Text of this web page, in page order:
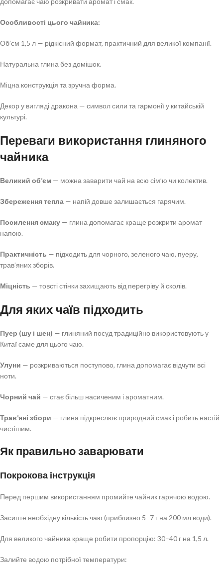
Особливості цього чайника:
Об’єм 1,5 л — рідкісний формат, практичний для великої компанії.
Натуральна глина без домішок.
Міцна конструкція та зручна форма.
Декор у вигляді дракона — символ сили та гармонії у китайській
культурі.
Переваги використання глиняного
чайника
Великий об’єм — можна заварити чай на всю сім’ю чи колектив.
Збереження тепла — напій довше залишається гарячим.
Посилення смаку — глина допомагає краще розкрити аромат
напою.
Практичність — підходить для чорного, зеленого чаю, пуеру,
трав’яних зборів.
Міцність — товсті стінки захищають від перегріву й сколів.
Для яких чаїв підходить
Пуер (шу і шен) — глиняний посуд традиційно використовують у
Китаї саме для цього чаю.
Улуни — розкриваються поступово, глина допомагає відчути всі
ноти.
Чорний чай — стає більш насиченим і ароматним.
Трав’яні збори — глина підкреслює природний смак і робить настій
чистішим.
Як правильно заварювати
Покрокова інструкція
Перед першим використанням промийте чайник гарячою водою.
Засипте необхідну кількість чаю (приблизно 5–7 г на 200 мл води).
Для великого чайника краще робити пропорцію: 30–40 г на 1,5 л.
Залийте водою потрібної температури: